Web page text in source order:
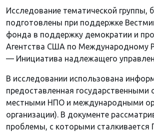
Исследование тематической группы,
подготовлены при поддержке
фонда в поддержку демократии и
Агентства США по Международному
— Инициатива надлежащего
В исследовании использована
предоставленная государственными
местными НПО и международными
организации). В документе
проблемы, с которыми сталкивается